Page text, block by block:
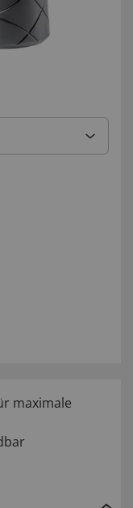
maximale